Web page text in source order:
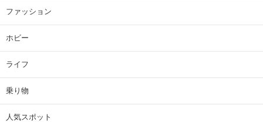
ファッション
ホビー
ライフ
乗り物
人気スポット